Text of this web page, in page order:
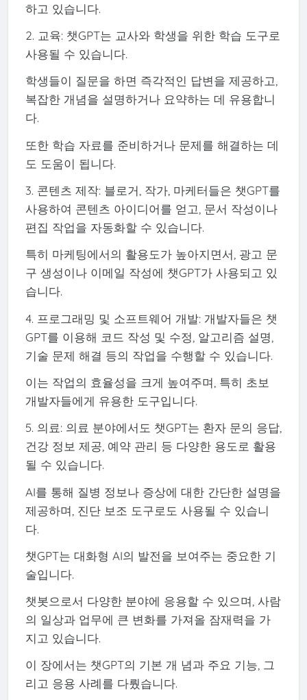
하고 있습니다.
2. 교육: 챗GPT는 교사와 학생을 위한 학습 도구로
사용될 수 있습니다.
학생들이 질문을 하면 즉각적인 답변을 제공하고,
복잡한 개념을 설명하거나 요약하는 데 유용합니
다.
또한 학습 자료를 준비하거나 문제를 해결하는 데
도 도움이 됩니다.
3. 콘텐츠 제작: 블로거, 작가, 마케터들은 챗GPT를
사용하여 콘텐츠 아이디어를 얻고, 문서 작성이나
편집 작업을 자동화할 수 있습니다.
특히 마케팅에서의 활용도가 높아지면서, 광고 문
구 생성이나 이메일 작성에 챗GPT가 사용되고 있
습니다.
4. 프로그래밍 및 소프트웨어 개발: 개발자들은 챗
GPT를 이용해 코드 작성 및 수정, 알고리즘 설명,
기술 문제 해결 등의 작업을 수행할 수 있습니다.
이는 작업의 효율성을 크게 높여주며, 특히 초보
개발자들에게 유용한 도구입니다.
5. 의료: 의료 분야에서도 챗GPT는 환자 문의 응답,
건강 정보 제공, 예약 관리 등 다양한 용도로 활용
될 수 있습니다.
AI를 통해 질병 정보나 증상에 대한 간단한 설명을
제공하며, 진단 보조 도구로도 사용될 수 있습니
다.
챗GPT는 대화형 AI의 발전을 보여주는 중요한 기
술입니다.
챗봇으로서 다양한 분야에 응용할 수 있으며, 사람
의 일상과 업무에 큰 변화를 가져올 잠재력을 가
지고 있습니다.
이 장에서는 챗GPT의 기본 개 념과 주요 기능, 그
리고 응용 사례를 다뤘습니다.